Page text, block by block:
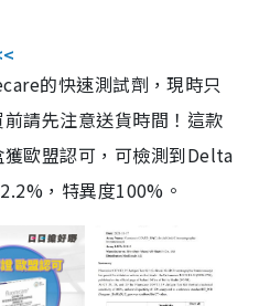
的快速測試劑，現時只
請先注意送貨時間！這款
歐盟認可，可檢測到Delta
，特異度100%。